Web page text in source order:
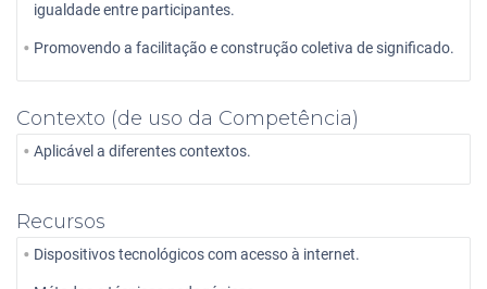
igualdade entre participantes.
Promovendo a facilitação e construção coletiva de significado.
Contexto (de uso da Competência)
Aplicável a diferentes contextos.
Recursos
Dispositivos tecnológicos com acesso à internet.